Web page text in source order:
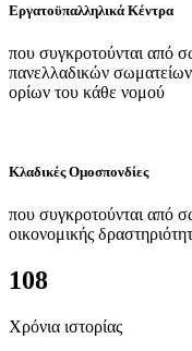
Εργατοϋπαλληλικά Κέντρα
που συγκροτούνται από
πανελλαδικών
ορίων του κάθε νομού
Κλαδικές Ομοσπονδίες
που συγκροτούνται από
οικονομικής
108
Χρόνια ιστορίας